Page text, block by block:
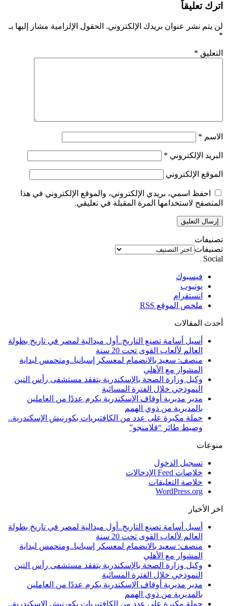
اترك تعليقاً
لن يتم نشر عنوان بريدك الإلكتروني. الحقول الإلزامية مشار إليها بـ
*
التعليق *
الاسم *
البريد الإلكتروني *
الموقع الإلكتروني
احفظ اسمي، بريدي الإلكتروني، والموقع الإلكتروني في هذا
المتصفح لاستخدامها المرة المقبلة في تعليقي.
تصنيفات
تصنيفات
Social
فيسبوك
يوتيوب
انستقرام
ملخص الموقع RSS
أحدث المقالات
أسيل أسامة تصنع التاريخ..أول ميدالية لمصر في تاريخ بطولة
العالم لألعاب القوى تحت 20 سنة
منصف: سعيد بالانضمام لمعسكر إسبانيا..ومتحمس لبداية
المشوار مع الأهلي
وكيل وزارة الصحة بالإسكندرية يتفقد مستشفى رأس التين
النموذجي خلال الفترة المسائية
مدير مديرية أوقاف الإسكندرية يكرم عددًا من العاملين
بالمديرية من ذوي الهمم
حملة مكبرة على عدد من الكافتيريات بكورنيش الإسكندرية..
وضبط طائر “فلامنجو”
منوعات
تسجيل الدخول
خلاصات Feed الإدخالات
خلاصة التعليقات
WordPress.org
اخر الأخبار
أسيل أسامة تصنع التاريخ..أول ميدالية لمصر في تاريخ بطولة
العالم لألعاب القوى تحت 20 سنة
منصف: سعيد بالانضمام لمعسكر إسبانيا..ومتحمس لبداية
المشوار مع الأهلي
وكيل وزارة الصحة بالإسكندرية يتفقد مستشفى رأس التين
النموذجي خلال الفترة المسائية
مدير مديرية أوقاف الإسكندرية يكرم عددًا من العاملين
بالمديرية من ذوي الهمم
حملة مكبرة على عدد من الكافتيريات بكورنيش الإسكندرية..